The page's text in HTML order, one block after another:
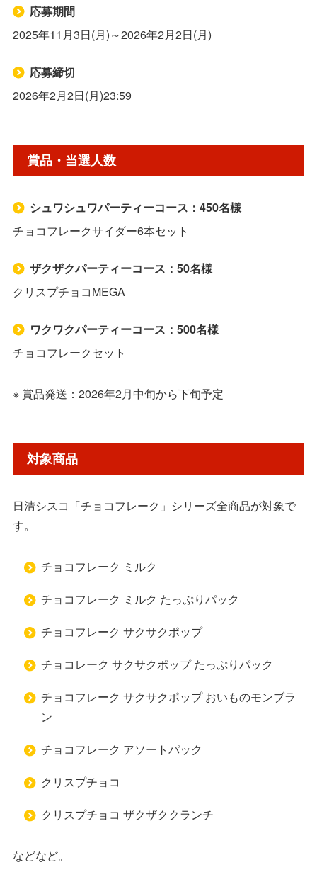
応募期間
2025年11月3日(月)～2026年2月2日(月)
応募締切
2026年2月2日(月)23:59
賞品・当選人数
シュワシュワパーティーコース：450名様
チョコフレークサイダー6本セット
ザクザクパーティーコース：50名様
クリスプチョコMEGA
ワクワクパーティーコース：500名様
チョコフレークセット
※ 賞品発送：2026年2月中旬から下旬予定
対象商品
日清シスコ「チョコフレーク」シリーズ全商品が対象で
す。
チョコフレーク ミルク
チョコフレーク ミルク たっぷりパック
チョコフレーク サクサクポップ
チョコレーク サクサクポップ たっぷりパック
チョコフレーク サクサクポップ おいものモンブラ
ン
チョコフレーク アソートパック
クリスプチョコ
クリスプチョコ ザクザククランチ
などなど。